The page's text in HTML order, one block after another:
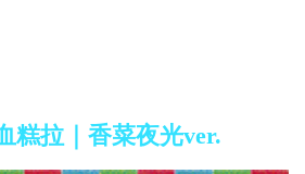
糕拉｜香菜夜光ver.